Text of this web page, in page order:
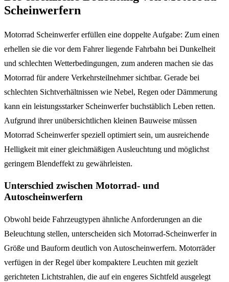
Scheinwerfern
Motorrad Scheinwerfer erfüllen eine doppelte Aufgabe: Zum einen
erhellen sie die vor dem Fahrer liegende Fahrbahn bei Dunkelheit
und schlechten Wetterbedingungen, zum anderen machen sie das
Motorrad für andere Verkehrsteilnehmer sichtbar. Gerade bei
schlechten Sichtverhältnissen wie Nebel, Regen oder Dämmerung
kann ein leistungsstarker Scheinwerfer buchstäblich Leben retten.
Aufgrund ihrer unübersichtlichen kleinen Bauweise müssen
Motorrad Scheinwerfer speziell optimiert sein, um ausreichende
Helligkeit mit einer gleichmäßigen Ausleuchtung und möglichst
geringem Blendeffekt zu gewährleisten.
Unterschied zwischen Motorrad- und
Autoscheinwerfern
Obwohl beide Fahrzeugtypen ähnliche Anforderungen an die
Beleuchtung stellen, unterscheiden sich Motorrad-Scheinwerfer in
Größe und Bauform deutlich von Autoscheinwerfern. Motorräder
verfügen in der Regel über kompaktere Leuchten mit gezielt
gerichteten Lichtstrahlen, die auf ein engeres Sichtfeld ausgelegt